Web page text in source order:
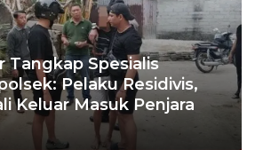
Tangkap Spesialis
Pelaku Residivis,
Keluar Masuk Penjara